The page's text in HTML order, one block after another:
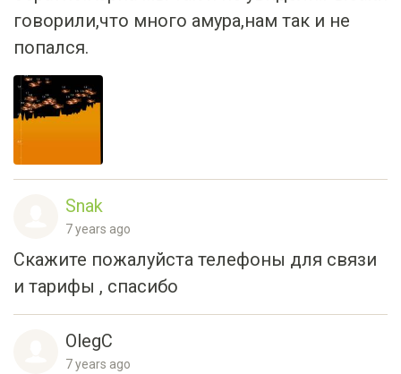
попался.
Snak
Скажите пожалуйста телефоны для связи
и тарифы , спасибо
Рыбачил на водоеме 27.08.18. Пробыл с